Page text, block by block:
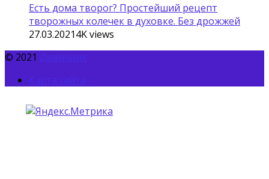
Есть дома творог? Простейший рецепт
творожных колечек в духовке. Без дрожжей
27.03.20214Kviews
© 2021